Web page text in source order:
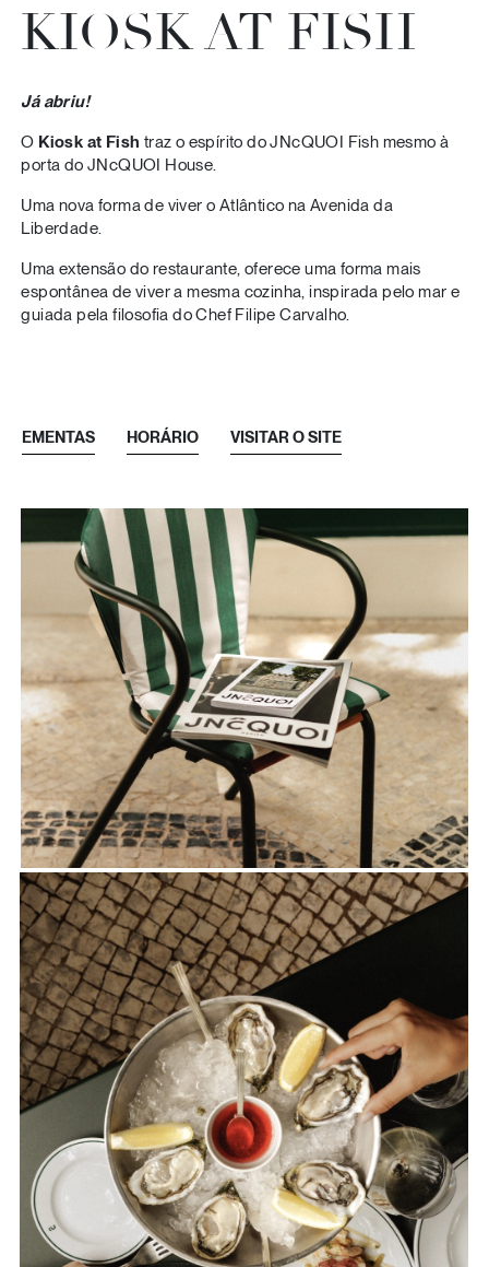
KIOSK AT FISH
Já abriu!
O Kiosk at Fish traz o espírito do JNcQUOI Fish mesmo à
porta do JNcQUOI House.
Uma nova forma de viver o Atlântico na Avenida da
Liberdade.
Uma extensão do restaurante, oferece uma forma mais
espontânea de viver a mesma cozinha, inspirada pelo mar e
guiada pela filosofia do Chef Filipe Carvalho.
EMENTAS HORÁRIO
Segunda-feira a Domingo
10h00 - 23h00
VISITAR O SITE